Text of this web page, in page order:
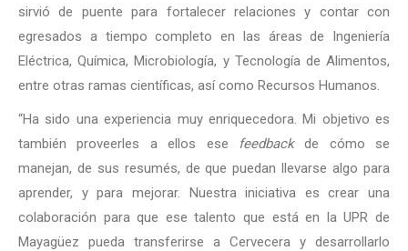
sirvió de puente para fortalecer relaciones y contar con
egresados a tiempo completo en las áreas de Ingeniería
Eléctrica, Química, Microbiología, y Tecnología de Alimentos,
entre otras ramas científicas, así como Recursos Humanos.
“Ha sido una experiencia muy enriquecedora. Mi objetivo es
también proveerles a ellos ese
feedbackde cómo se
manejan, de sus resumés, de que puedan llevarse algo para
aprender, y para mejorar. Nuestra iniciativa es crear una
colaboración para que ese talento que está en la UPR de
Mayagüez pueda transferirse a Cervecera y desarrollarlo